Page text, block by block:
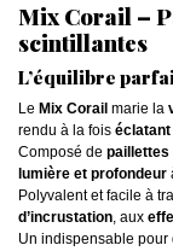
Mix Corail –
scintillantes
L’équilibre
Le Mix Corail marie la
rendu à la fois
Composé de paillettes
lumière et profondeur
Polyvalent et facile à
d’incrustation, aux
Un indispensable pour